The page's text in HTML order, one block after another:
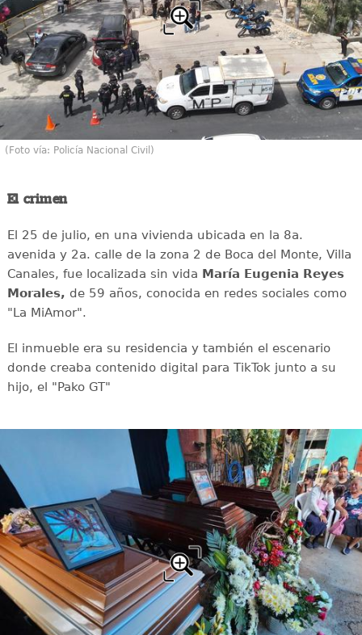
(Foto vía: Policía Nacional Civil)
El crimen
El 25 de julio, en una vivienda ubicada en la 8a.
avenida y 2a. calle de la zona 2 de Boca del Monte, Villa
Canales, fue localizada sin vida María Eugenia Reyes
Morales, de 59 años, conocida en redes sociales como
"La MiAmor".
El inmueble era su residencia y también el escenario
donde creaba contenido digital para TikTok junto a su
hijo, el "Pako GT"